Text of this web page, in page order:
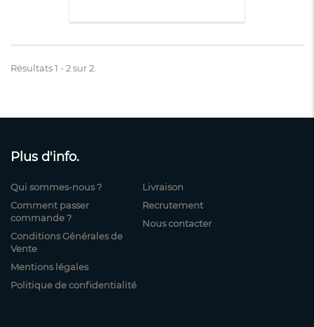
Résultats 1 - 2 sur 2.
Plus d'info.
Qui sommes-nous ?
Comment passer
commande ?
Conditions Générales de
Vente
Mentions légales
Politique de confidentialité
Livraison
Recrutement
Nous contacter